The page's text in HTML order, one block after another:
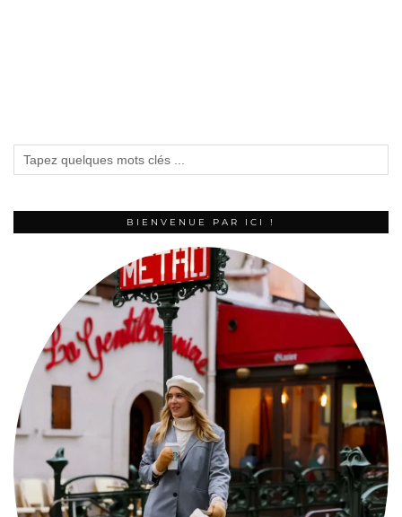
BIENVENUE PAR ICI !